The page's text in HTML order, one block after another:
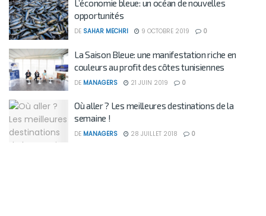
L’économie bleue: un océan de nouvelles
opportunités
DE SAHAR MECHRI 9 OCTOBRE 2019 0
La Saison Bleue: une manifestation riche en
couleurs au profit des côtes tunisiennes
DE MANAGERS 21 JUIN 2019 0
Où aller ? Les meilleures destinations de la
semaine !
DE MANAGERS 28 JUILLET 2018 0